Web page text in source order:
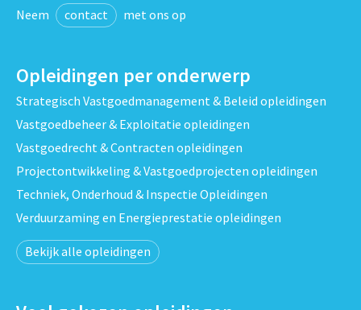
Neem contact met ons op
Opleidingen per onderwerp
Strategisch Vastgoedmanagement & Beleid opleidingen
Vastgoedbeheer & Exploitatie opleidingen
Vastgoedrecht & Contracten opleidingen
Projectontwikkeling & Vastgoedprojecten opleidingen
Techniek, Onderhoud & Inspectie Opleidingen
Verduurzaming en Energieprestatie opleidingen
Bekijk alle opleidingen